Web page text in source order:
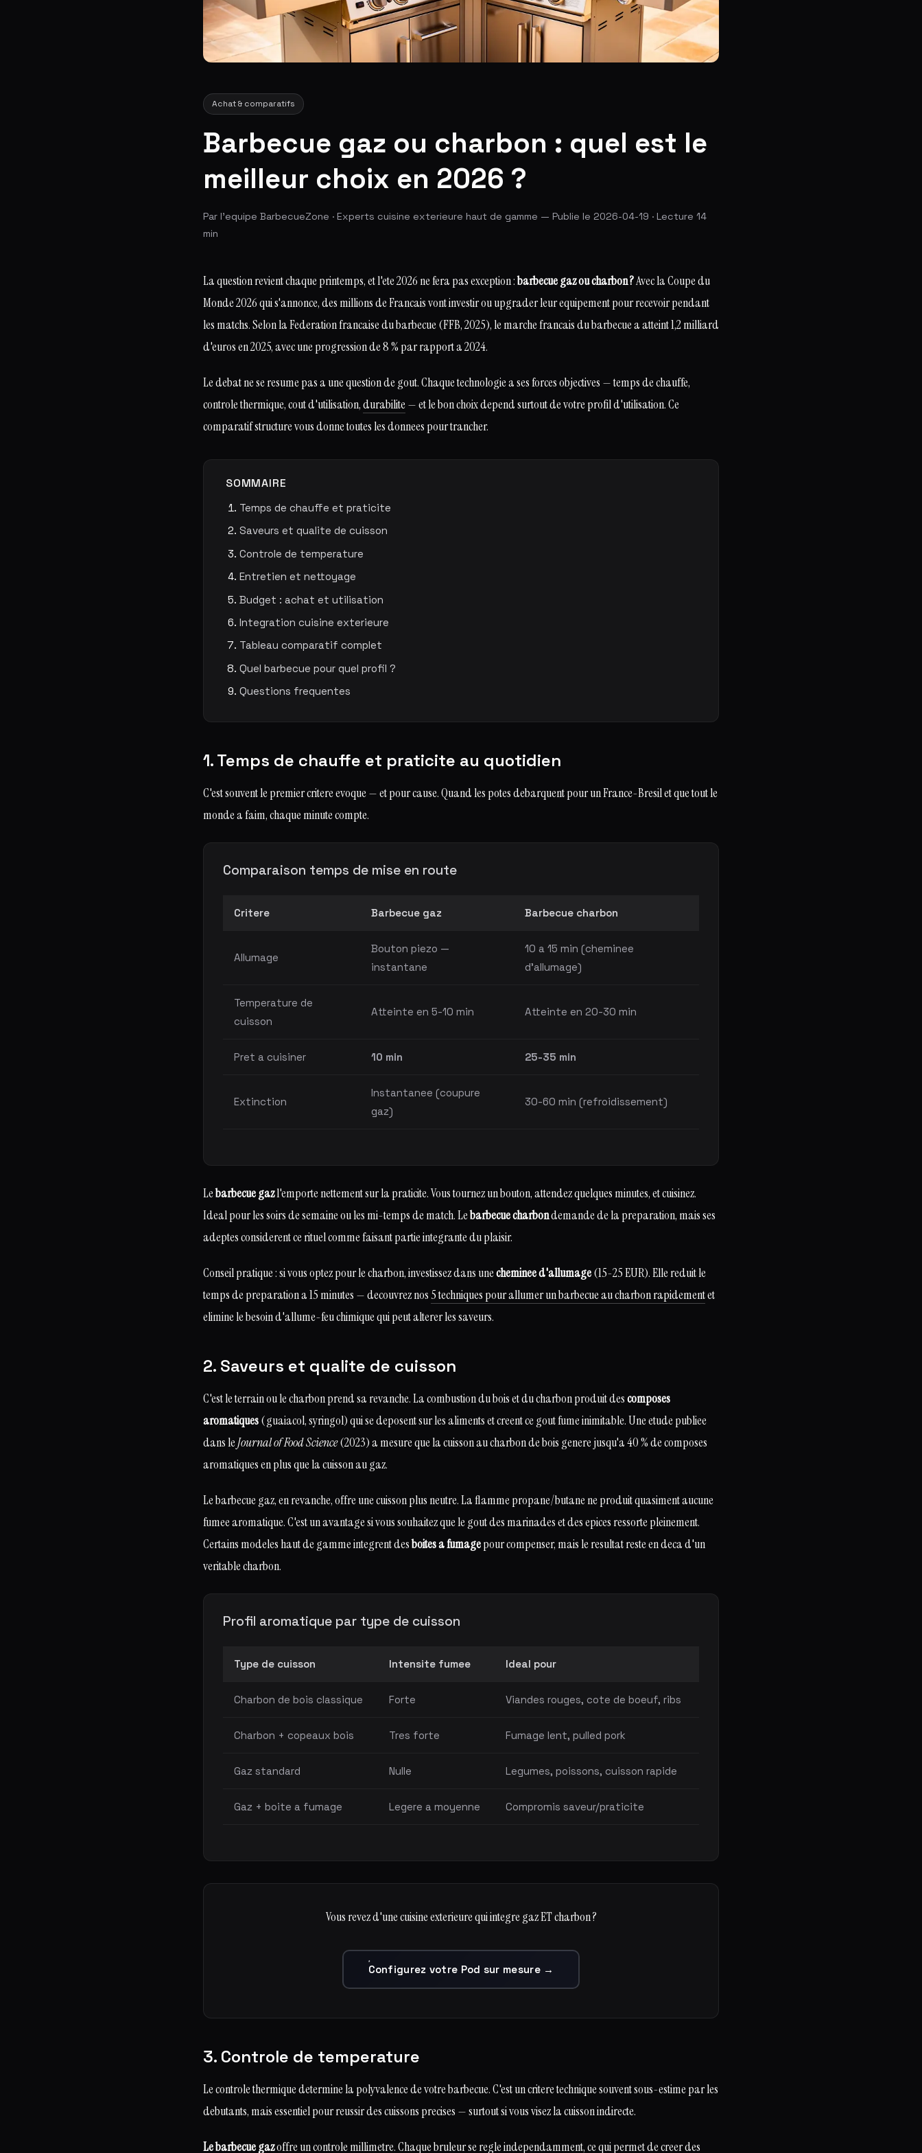
Achat & comparatifs
Barbecue gaz ou charbon : quel est le
meilleur choix en 2026 ?
Par l'equipe BarbecueZone · Experts cuisine exterieure haut de gamme — Publie le 2026-04-19 · Lecture 14
min
La question revient chaque printemps, et l'ete 2026 ne fera pas exception :barbecue gaz ou charbon ?Avec la Coupe du
Monde 2026 qui s'annonce, des millions de Francais vont investir ou upgrader leur equipement pour recevoir pendant
les matchs. Selon la Federation francaise du barbecue (FFB, 2025), le marche francais du barbecue a atteint 1,2 milliard
d'euros en 2025, avec une progression de 8 % par rapport a 2024.
Le debat ne se resume pas a une question de gout. Chaque technologie a ses forces objectives — temps de chauffe,
controle thermique, cout d'utilisation,durabilite— et le bon choix depend surtout de votre profil d'utilisation. Ce
comparatif structure vous donne toutes les donnees pour trancher.
SOMMAIRE
Temps de chauffe et praticite
Saveurs et qualite de cuisson
Controle de temperature
Entretien et nettoyage
Budget : achat et utilisation
Integration cuisine exterieure
Tableau comparatif complet
Quel barbecue pour quel profil ?
Questions frequentes
1. Temps de chauffe et praticite au quotidien
C'est souvent le premier critere evoque — et pour cause. Quand les potes debarquent pour un France-Bresil et que tout le
monde a faim, chaque minute compte.
Comparaison temps de mise en route
Critere Barbecue gaz Barbecue charbon
Allumage
Bouton piezo —
instantane
10 a 15 min (cheminee
d'allumage)
Temperature de
cuisson
Atteinte en 5-10 min Atteinte en 20-30 min
Pret a cuisiner 10 min 25-35 min
Extinction
Instantanee (coupure
gaz)
30-60 min (refroidissement)
Lebarbecue gazl'emporte nettement sur la praticite. Vous tournez un bouton, attendez quelques minutes, et cuisinez.
Ideal pour les soirs de semaine ou les mi-temps de match. Lebarbecue charbondemande de la preparation, mais ses
adeptes considerent ce rituel comme faisant partie integrante du plaisir.
Conseil pratique : si vous optez pour le charbon, investissez dans unecheminee d'allumage(15-25 EUR). Elle reduit le
temps de preparation a 15 minutes — decouvrez nos5 techniques pour allumer un barbecue au charbon rapidementet
elimine le besoin d'allume-feu chimique qui peut alterer les saveurs.
2. Saveurs et qualite de cuisson
C'est le terrain ou le charbon prend sa revanche. La combustion du bois et du charbon produit descomposes
aromatiques(guaiacol, syringol) qui se deposent sur les aliments et creent ce gout fume inimitable. Une etude publiee
dans leJournal of Food Science(2023) a mesure que la cuisson au charbon de bois genere jusqu'a 40 % de composes
aromatiques en plus que la cuisson au gaz.
Le barbecue gaz, en revanche, offre une cuisson plus neutre. La flamme propane/butane ne produit quasiment aucune
fumee aromatique. C'est un avantage si vous souhaitez que le gout des marinades et des epices ressorte pleinement.
Certains modeles haut de gamme integrent desboites a fumagepour compenser, mais le resultat reste en deca d'un
veritable charbon.
Profil aromatique par type de cuisson
Type de cuisson Intensite fumee Ideal pour
Charbon de bois classique Forte Viandes rouges, cote de boeuf, ribs
Charbon + copeaux bois Tres forte Fumage lent, pulled pork
Gaz standard Nulle Legumes, poissons, cuisson rapide
Gaz + boite a fumage Legere a moyenne Compromis saveur/praticite
Vous revez d'une cuisine exterieure qui integre gaz ET charbon ?
Configurez votre Pod sur mesure →
3. Controle de temperature
Le controle thermique determine la polyvalence de votre barbecue. C'est un critere technique souvent sous-estime par les
debutants, mais essentiel pour reussir des cuissons precises — surtout si vous visez la cuisson indirecte.
Le barbecue gazoffre un controle millimetre. Chaque bruleur se regle independamment, ce qui permet de creer des